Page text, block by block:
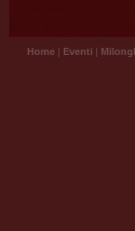
Home | Eventi |